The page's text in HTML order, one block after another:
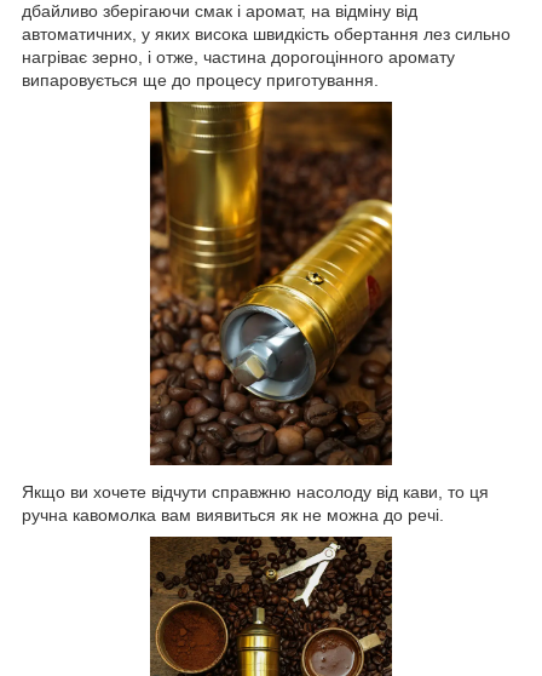
дбайливо зберігаючи смак і аромат, на відміну від
автоматичних, у яких висока швидкість обертання лез сильно
нагріває зерно, і отже, частина дорогоцінного аромату
випаровується ще до процесу приготування.
Якщо ви хочете відчути справжню насолоду від кави, то ця
ручна кавомолка вам виявиться як не можна до речі.